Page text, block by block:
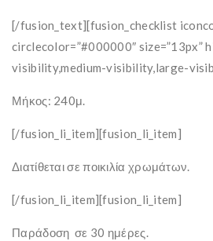
[/fusion_text][fusion_checklist
circlecolor=”#000000″ size=”13px”
visibility,medium-visibility,large-
Μήκος: 240μ.
[/fusion_li_item][fusion_li_item]
Διατίθεται σε ποικιλία χρωμάτων.
[/fusion_li_item][fusion_li_item]
Παράδοση σε 30 ημέρες.